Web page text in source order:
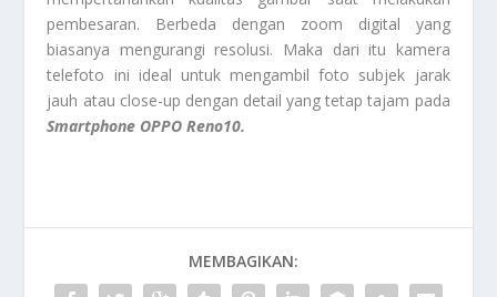
pembesaran. Berbeda dengan zoom digital yang
biasanya mengurangi resolusi. Maka dari itu kamera
telefoto ini ideal untuk mengambil foto subjek jarak
jauh atau close-up dengan detail yang tetap tajam pada
Smartphone OPPO Reno10.
MEMBAGIKAN: